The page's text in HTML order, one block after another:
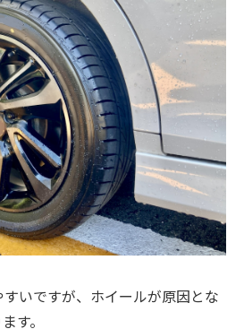
いですが、ホイールが原因とな
す。